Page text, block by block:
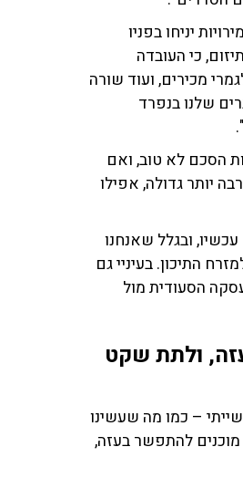
יניחו בפניו
כי העובדה
מכירים, ועוד שורה
שלנו בנפרד
הסכם לא טוב, ואם
יותר גדולה, אפילו
ובגלל שאנחנו
התיכון. בעיניי גם
הסעודית מול
את כל 59 החטופים בעזה, ולתת שקט
את השקט התעשייתי – כמו מה שעשינו
מוכנים להתפשר בעזה,